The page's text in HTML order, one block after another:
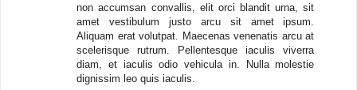
non accumsan convallis, elit orci blandit urna, sit
amet vestibulum justo arcu sit amet ipsum.
Aliquam erat volutpat. Maecenas venenatis arcu at
scelerisque rutrum. Pellentesque iaculis viverra
diam, et iaculis odio vehicula in. Nulla molestie
dignissim leo quis iaculis.